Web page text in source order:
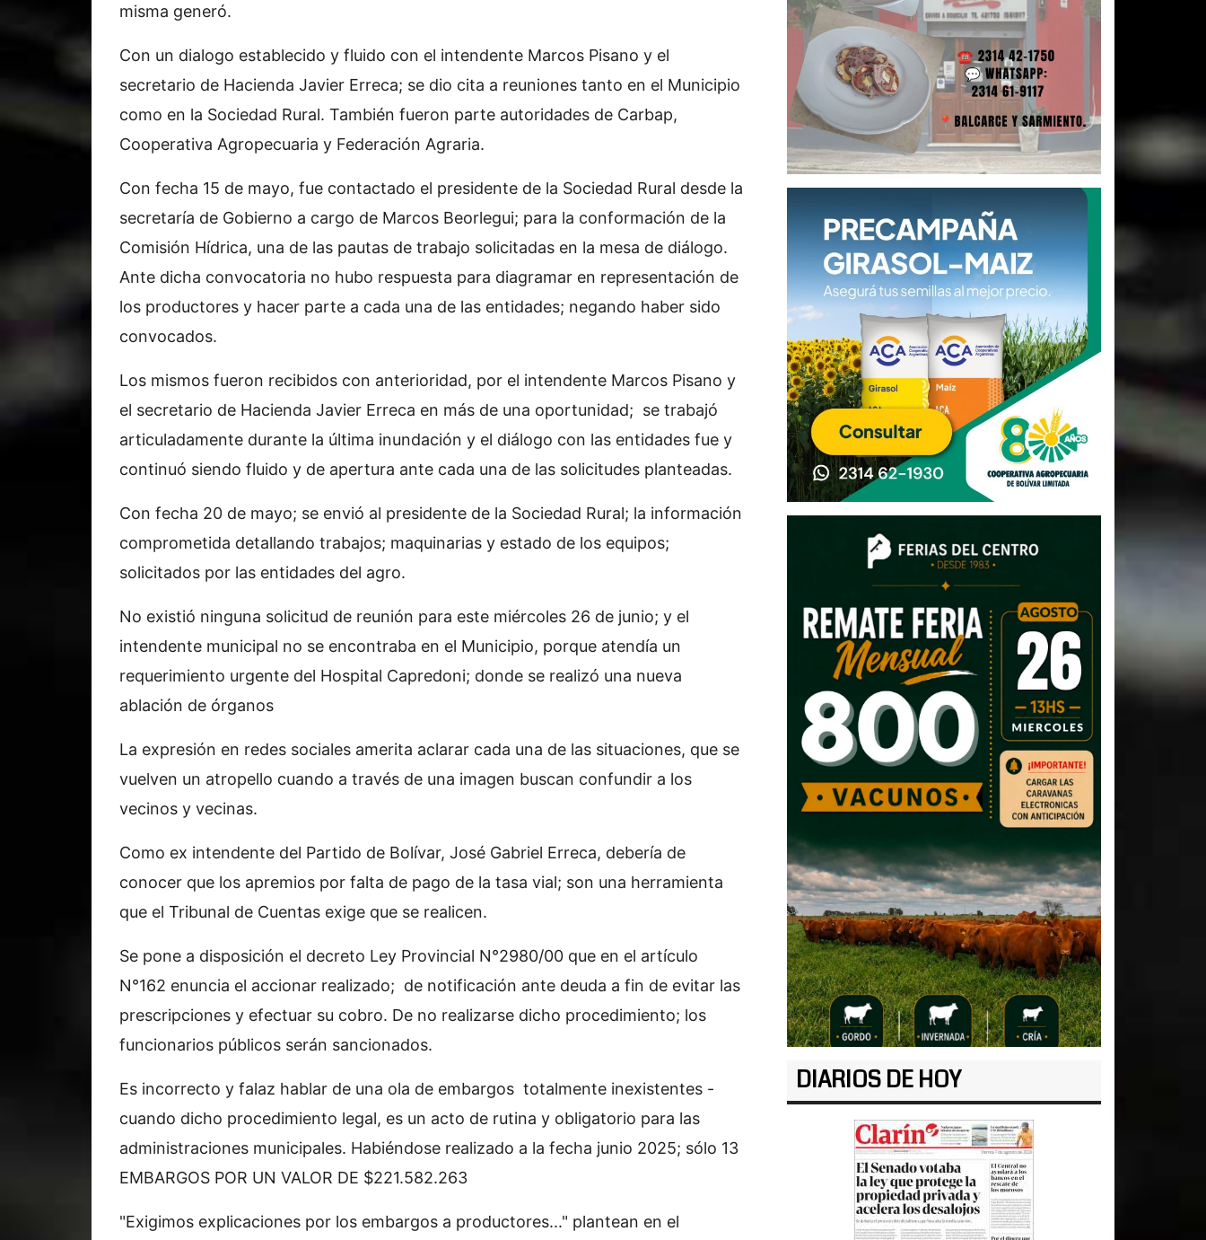
misma generó.
Con un dialogo establecido y fluido con el intendente Marcos Pisano y el
secretario de Hacienda Javier Erreca; se dio cita a reuniones tanto en el Municipio
como en la Sociedad Rural. También fueron parte autoridades de Carbap,
Cooperativa Agropecuaria y Federación Agraria.
Con fecha 15 de mayo, fue contactado el presidente de la Sociedad Rural desde la
secretaría de Gobierno a cargo de Marcos Beorlegui; para la conformación de la
Comisión Hídrica, una de las pautas de trabajo solicitadas en la mesa de diálogo.
Ante dicha convocatoria no hubo respuesta para diagramar en representación de
los productores y hacer parte a cada una de las entidades; negando haber sido
convocados.
Los mismos fueron recibidos con anterioridad, por el intendente Marcos Pisano y
el secretario de Hacienda Javier Erreca en más de una oportunidad; se trabajó
articuladamente durante la última inundación y el diálogo con las entidades fue y
continuó siendo fluido y de apertura ante cada una de las solicitudes planteadas.
Con fecha 20 de mayo; se envió al presidente de la Sociedad Rural; la información
comprometida detallando trabajos; maquinarias y estado de los equipos;
solicitados por las entidades del agro.
No existió ninguna solicitud de reunión para este miércoles 26 de junio; y el
intendente municipal no se encontraba en el Municipio, porque atendía un
requerimiento urgente del Hospital Capredoni; donde se realizó una nueva
ablación de órganos
La expresión en redes sociales amerita aclarar cada una de las situaciones, que se
vuelven un atropello cuando a través de una imagen buscan confundir a los
vecinos y vecinas.
Como ex intendente del Partido de Bolívar, José Gabriel Erreca, debería de
conocer que los apremios por falta de pago de la tasa vial; son una herramienta
que el Tribunal de Cuentas exige que se realicen.
Se pone a disposición el decreto Ley Provincial N°2980/00 que en el artículo
N°162 enuncia el accionar realizado; de notificación ante deuda a fin de evitar las
prescripciones y efectuar su cobro. De no realizarse dicho procedimiento; los
funcionarios públicos serán sancionados.
Es incorrecto y falaz hablar de una ola de embargos totalmente inexistentes -
cuando dicho procedimiento legal, es un acto de rutina y obligatorio para las
administraciones municipales. Habiéndose realizado a la fecha junio 2025; sólo 13
EMBARGOS POR UN VALOR DE $221.582.263
"Exigimos explicaciones por los embargos a productores..." plantean en el
DIARIOS DE HOY